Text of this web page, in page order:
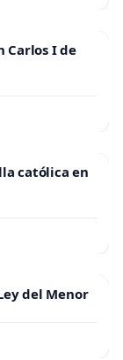
Carlos I de
católica en
del Menor